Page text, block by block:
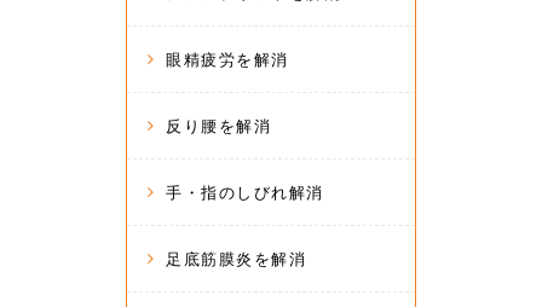
眼精疲労を解消
反り腰を解消
手・指のしびれ解消
足底筋膜炎を解消